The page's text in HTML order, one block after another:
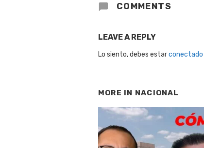
COMMENTS
LEAVE A REPLY
Lo siento, debes estarconectado
MORE IN NACIONAL